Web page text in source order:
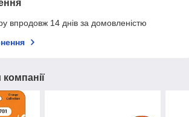
впродовж 14 днів за домовленістю
компанії